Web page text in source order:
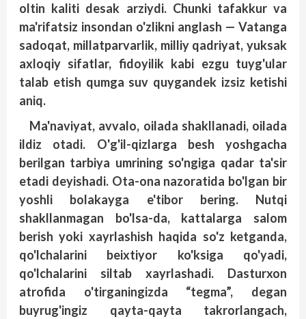
oltin kaliti desak arziydi. Chunki tafakkur va
ma'rifatsiz insondan o'zlikni anglash — Vatanga
sadoqat, millatparvarlik, milliy qadriyat, yuksak
axloqiy sifatlar, fidoyilik kabi ezgu tuyg'ular
talab etish qumga suv quygandek izsiz ketishi
aniq.
Ma'naviyat, avvalo, oilada shakllanadi, oilada
ildiz otadi. O'g'il-qizlarga besh yoshgacha
berilgan tarbiya umrining so'ngiga qadar ta'sir
etadi deyishadi. Ota-ona nazoratida bo'lgan bir
yoshli bolakayga e'tibor bering. Nutqi
shakllanmagan bo'lsa-da, kattalarga salom
berish yoki xayrlashish haqida so'z ketganda,
qo'lchalarini beixtiyor ko'ksiga qo'yadi,
qo'lchalarini siltab xayrlashadi. Dasturxon
atrofida o'tirganingizda “tegma”, degan
buyrug'ingiz qayta-qayta takrorlangach,